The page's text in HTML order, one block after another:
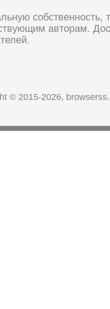
собственность,
авторам.
© 2015-2026,